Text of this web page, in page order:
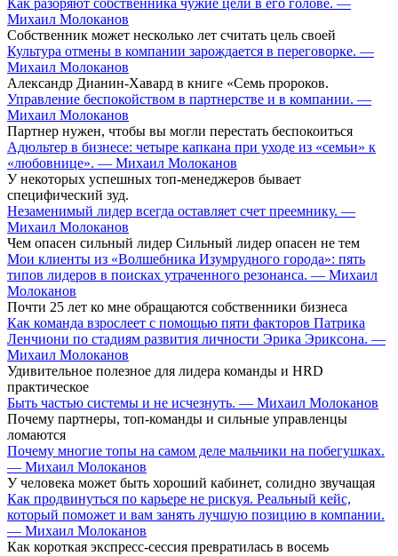
Как разоряют собственника чужие цели в его голове. —
Михаил Молоканов
Собственник может несколько лет считать цель своей
Культура отмены в компании зарождается в переговорке. —
Михаил Молоканов
Александр Дианин-Хавард в книге «Семь пророков.
Управление беспокойством в партнерстве и в компании. —
Михаил Молоканов
Партнер нужен, чтобы вы могли перестать беспокоиться
Адюльтер в бизнесе: четыре капкана при уходе из «семьи» к
«любовнице». — Михаил Молоканов
У некоторых успешных топ-менеджеров бывает
специфический зуд.
Незаменимый лидер всегда оставляет счет преемнику. —
Михаил Молоканов
Чем опасен сильный лидер Сильный лидер опасен не тем
Мои клиенты из «Волшебника Изумрудного города»: пять
типов лидеров в поисках утраченного резонанса. — Михаил
Молоканов
Почти 25 лет ко мне обращаются собственники бизнеса
Как команда взрослеет с помощью пяти факторов Патрика
Ленчиони по стадиям развития личности Эрика Эриксона. —
Михаил Молоканов
Удивительное полезное для лидера команды и HRD
практическое
Быть частью системы и не исчезнуть. — Михаил Молоканов
Почему партнеры, топ-команды и сильные управленцы
ломаются
Почему многие топы на самом деле мальчики на побегушках.
— Михаил Молоканов
У человека может быть хороший кабинет, солидно звучащая
Как продвинуться по карьере не рискуя. Реальный кейс,
который поможет и вам занять лучшую позицию в компании.
— Михаил Молоканов
Как короткая экспресс-сессия превратилась в восемь